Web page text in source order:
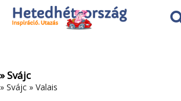
Az oldal sütiket (cookies) használ. További
Adatvédelmi tájékoztató
» Svájc
» Svájc » Valais